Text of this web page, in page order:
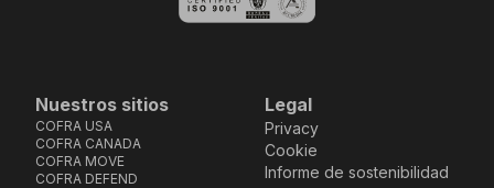
Nuestros sitios
COFRA USA
COFRA CANADA
COFRA MOVE
COFRA DEFEND
Legal
Privacy
Cookie
Informe de sostenibilidad